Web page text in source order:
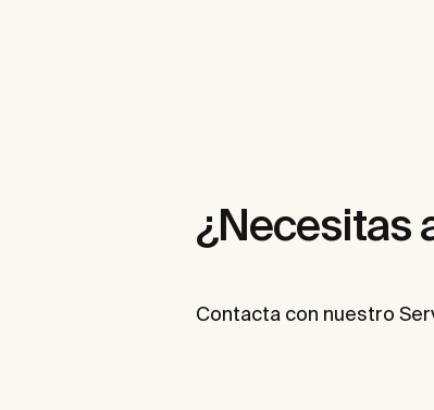
¿Necesitas
Contacta con nuestro